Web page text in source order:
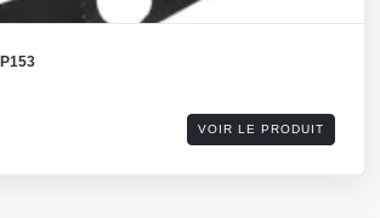
VOIR LE PRODUIT